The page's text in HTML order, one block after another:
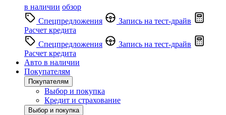
в наличии обзор
Спецпредложения
Запись на тест-драйв
Расчет кредита
Спецпредложения
Запись на тест-драйв
Расчет кредита
Авто в наличии
Покупателям
Покупателям
Выбор и покупка
Кредит и страхование
Выбор и покупка